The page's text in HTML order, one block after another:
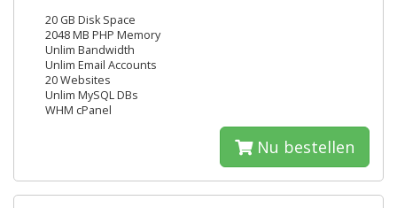
20 GB Disk Space
2048 MB PHP Memory
Unlim Bandwidth
Unlim Email Accounts
20 Websites
Unlim MySQL DBs
WHM cPanel
Nu bestellen